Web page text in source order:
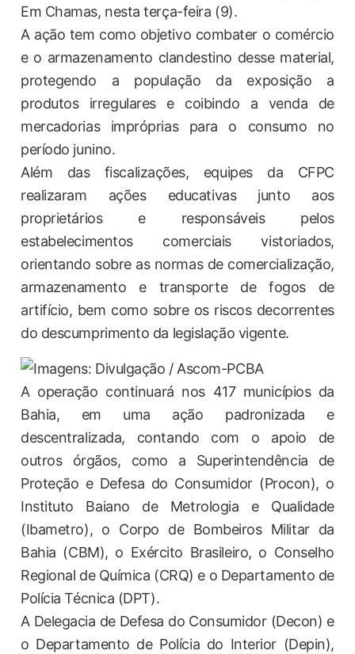
Em Chamas, nesta terça-feira (9).
A ação tem como objetivo combater o comércio
e o armazenamento clandestino desse material,
protegendo a população da exposição a
produtos irregulares e coibindo a venda de
mercadorias impróprias para o consumo no
período junino.
Além das fiscalizações, equipes da CFPC
realizaram ações educativas junto aos
proprietários e responsáveis pelos
estabelecimentos comerciais vistoriados,
orientando sobre as normas de comercialização,
armazenamento e transporte de fogos de
artifício, bem como sobre os riscos decorrentes
do descumprimento da legislação vigente.
A operação continuará nos 417 municípios da
Bahia, em uma ação padronizada e
descentralizada, contando com o apoio de
outros órgãos, como a Superintendência de
Proteção e Defesa do Consumidor (Procon), o
Instituto Baiano de Metrologia e Qualidade
(Ibametro), o Corpo de Bombeiros Militar da
Bahia (CBM), o Exército Brasileiro, o Conselho
Regional de Química (CRQ) e o Departamento de
Polícia Técnica (DPT).
A Delegacia de Defesa do Consumidor (Decon) e
o Departamento de Polícia do Interior (Depin),